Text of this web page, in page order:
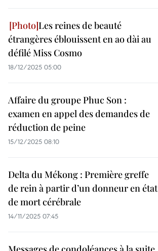
Les reines de beauté
étrangères éblouissent en ao dài au
défilé Miss Cosmo
18/12/2025 05:00
Affaire du groupe Phuc Son :
examen en appel des demandes de
réduction de peine
15/12/2025 08:10
Delta du Mékong : Première greffe
de rein à partir d’un donneur en état
de mort cérébrale
14/11/2025 07:45